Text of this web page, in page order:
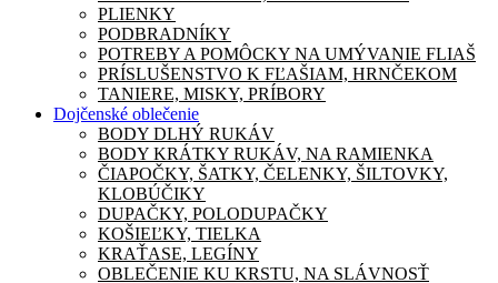
PLIENKY
PODBRADNÍKY
POTREBY A POMÔCKY NA UMÝVANIE FLIAŠ
PRÍSLUŠENSTVO K FĽAŠIAM, HRNČEKOM
TANIERE, MISKY, PRÍBORY
Dojčenské oblečenie
BODY DLHÝ RUKÁV
BODY KRÁTKY RUKÁV, NA RAMIENKA
ČIAPOČKY, ŠATKY, ČELENKY, ŠILTOVKY,
KLOBÚČIKY
DUPAČKY, POLODUPAČKY
KOŠIEĽKY, TIELKA
KRAŤASE, LEGÍNY
OBLEČENIE KU KRSTU, NA SLÁVNOSŤ